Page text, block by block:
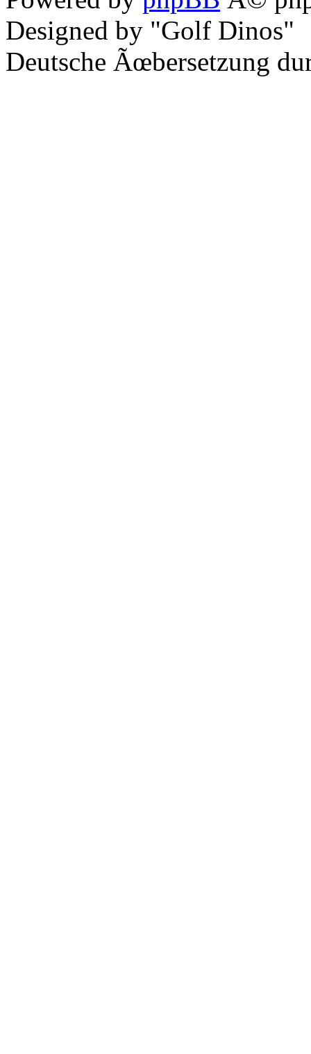
Designed by "Golf Dinos"
Deutsche Ãœbersetzung